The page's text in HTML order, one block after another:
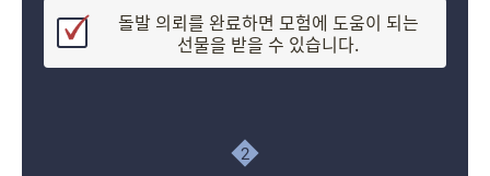
돌발 의뢰를 완료하면 모험에 도움이 되는
선물을 받을 수 있습니다.
2